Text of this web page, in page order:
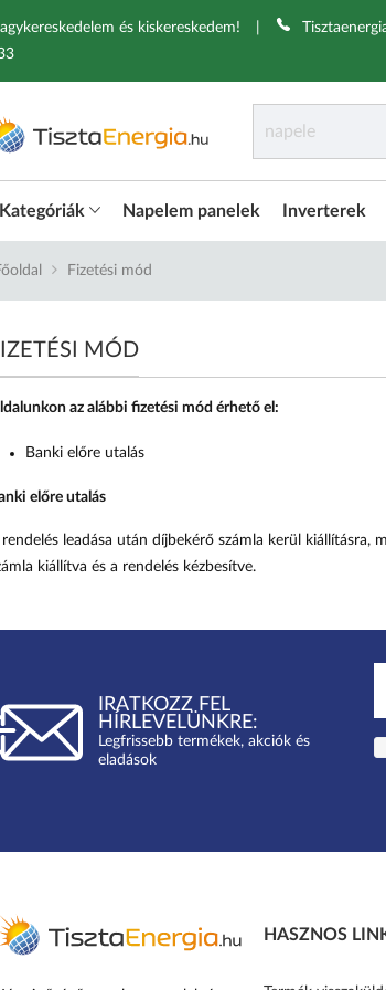
és kiskereskedem!
Kategóriák Napelem panelek Inverterek
Fizetési mód
MÓD
az alábbi fizetési mód érhető el:
Banki előre utalás
előre utalás
leadása után díjbekérő számla kerül kiállításra,
kiállítva és a rendelés kézbesítve.
IRATKOZZ FEL
HÍRLEVELÜNKRE:
Legfrissebb termékek, akciók és
eladások
HASZNOS